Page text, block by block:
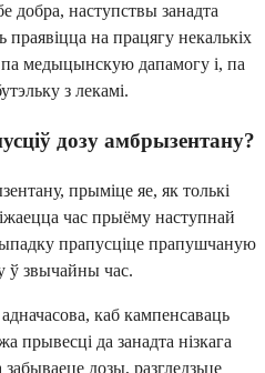
добра, наступствы занадта
праявіцца на працягу некалькіх
па медыцынскую дапамогу і, па
з лекамі.
дозу амбрызентану?
прыміце яе, як толькі
час прыёму наступнай
прапусціце прапушчаную
ў звычайны час.
каб кампенсаваць
прывесці да занадта нізкага
дозы, разгледзьце